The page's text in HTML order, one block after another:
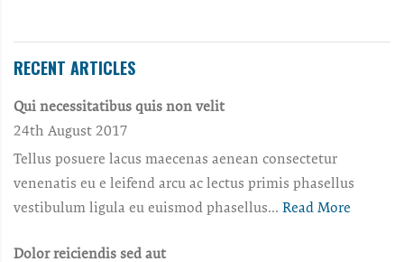
RECENT ARTICLES
Qui necessitatibus quis non velit
24th August 2017
Tellus posuere lacus maecenas aenean consectetur
venenatis eu e leifend arcu ac lectus primis phasellus
vestibulum ligula eu euismod phasellus... Read More
Dolor reiciendis sed aut